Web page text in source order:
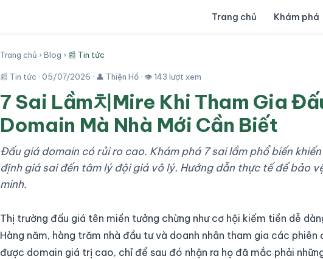
Trang chủ Khám phá
Trang chủ ›Blog › 📰 Tin tức
📰 Tin tức · 05/07/2026 · 👤 Thiện Hồ · 👁 143 lượt xem
7 Sai Lầm치Mire Khi Tham Gia
Domain Mà Nhà Mới Cần Biết
Đấu giá domain có rủi ro cao. Khám phá 7 sai lầm phổ biến
định giá sai đến tâm lý đội giá vô lý. Hướng dẫn thực tế để bảo
minh.
Thị trường đấu giá tên miền tưởng chừng như cơ hội kiếm tiền dễ
Hàng năm, hàng trăm nhà đầu tư và doanh nhân tham gia các phiên
được domain giá trị cao, chỉ để sau đó nhận ra họ đã mắc phải